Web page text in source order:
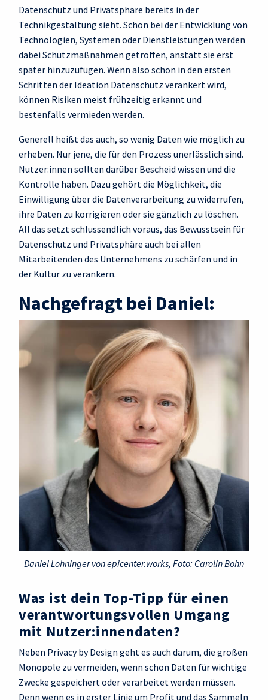
Datenschutz und Privatsphäre bereits in der
Technikgestaltung sieht. Schon bei der Entwicklung von
Technologien, Systemen oder Dienstleistungen werden
dabei Schutzmaßnahmen getroffen, anstatt sie erst
später hinzuzufügen. Wenn also schon in den ersten
Schritten der Ideation Datenschutz verankert wird,
können Risiken meist frühzeitig erkannt und
bestenfalls vermieden werden.
Generell heißt das auch, so wenig Daten wie möglich zu
erheben. Nur jene, die für den Prozess unerlässlich sind.
Nutzer:innen sollten darüber Bescheid wissen und die
Kontrolle haben. Dazu gehört die Möglichkeit, die
Einwilligung über die Datenverarbeitung zu widerrufen,
ihre Daten zu korrigieren oder sie gänzlich zu löschen.
All das setzt schlussendlich voraus, das Bewusstsein für
Datenschutz und Privatsphäre auch bei allen
Mitarbeitenden des Unternehmens zu schärfen und in
der Kultur zu verankern.
Nachgefragt bei Daniel:
Daniel Lohninger von epicenter.works, Foto: Carolin Bohn
Was ist dein Top-Tipp für einen
verantwortungs­vollen Umgang
mit Nutzer:innendaten?
Neben Privacy by Design geht es auch darum, die großen
Monopole zu vermeiden, wenn schon Daten für wichtige
Zwecke gespeichert oder verarbeitet werden müssen.
Denn wenn es in erster Linie um Profit und das Sammeln